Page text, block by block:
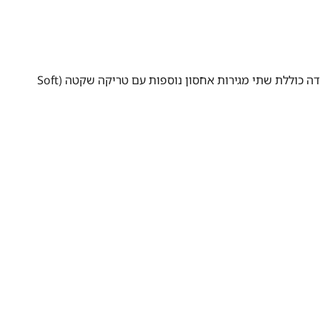
, מדובר ברהיט מעוצב בגימור "לבן חם" (Warm White) שמשתלב בכל חדר שינה מודרני. השידה כוללת שתי מגירות אחסון נוספות עם טריקה שקטה (Soft